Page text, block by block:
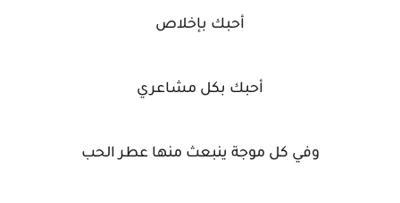
أحبك بإخلاص
أحبك بكل مشاعري
وفي كل موجة ينبعث منها عطر الحب